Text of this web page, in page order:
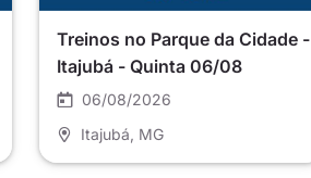
Treinos no Parque da Cidade -
Itajubá - Quinta 06/08
06/08/2026
Itajubá , MG